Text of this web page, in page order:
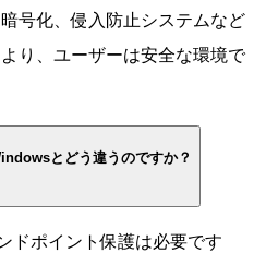
号化、侵入防止システムなど
り、ユーザーは安全な環境で
とどう違うのですか？
ドポイント保護は必要です